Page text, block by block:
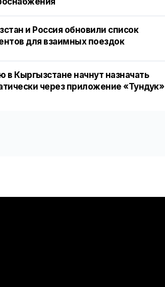
и Россия обновили список
для взаимных поездок
в Кыргызстане начнут назначать
через приложение «Тундук»